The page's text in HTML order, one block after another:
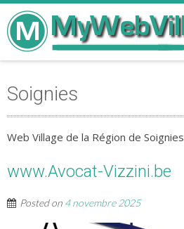
Soignies
Web Village de la Région de Soignies
www.Avocat-Vizzini.be
Posted on 4 novembre 2025